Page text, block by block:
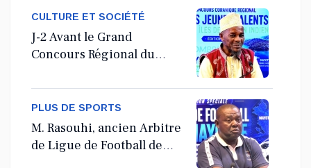
CULTURE ET SOCIÉTÉ
J-2 Avant le Grand
Concours Régional du
PLUS DE SPORTS
M. Rasouhi, ancien Arbitre
de Ligue de Football de